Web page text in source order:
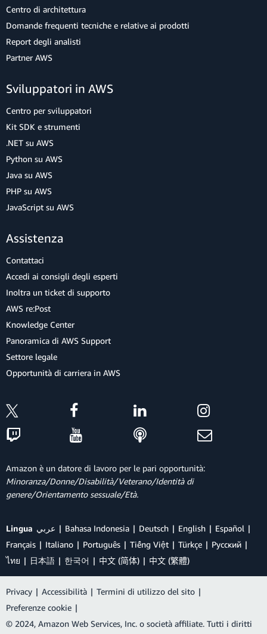
Centro di architettura
Domande frequenti tecniche e relative ai prodotti
Report degli analisti
Partner AWS
Sviluppatori in AWS
Centro per sviluppatori
Kit SDK e strumenti
.NET su AWS
Python su AWS
Java su AWS
PHP su AWS
JavaScript su AWS
Assistenza
Contattaci
Accedi ai consigli degli esperti
Inoltra un ticket di supporto
AWS re:Post
Knowledge Center
Panoramica di AWS Support
Settore legale
Opportunità di carriera in AWS
Amazon è un datore di lavoro per le pari opportunità:
Minoranza/Donne/Disabilità/Veterano/Identità di
genere/Orientamento sessuale/Età.
Lingua عربي Bahasa Indonesia Deutsch English
Español
Français
Italiano Português Tiếng Việt Türkçe
Ρусский
ไทย
日本語 한국어 中文 (简体) 中文 (繁體)
Privacy | Accessibilità | Termini di utilizzo del sito |
Preferenze cookie |
© 2024, Amazon Web Services, Inc. o società affiliate. Tutti i diritti